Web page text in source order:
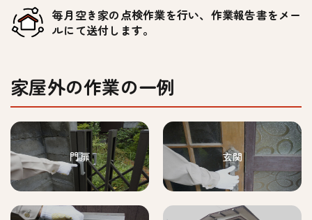
毎月空き家の点検作業を行い、作業報告書をメー
ルにて送付します。
家屋外の作業の一例
門扉 玄関